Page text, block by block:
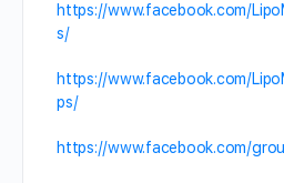
https://www.facebook.com/
s/
https://www.facebook.com/
ps/
https://www.facebook.com/